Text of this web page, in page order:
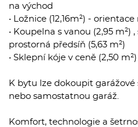
na východ
• Ložnice (12,16m²) - orientace
• Koupelna s vanou (2,95 m²)
prostorná předsíň (5,63 m²)
• Sklepní kóje v ceně (2,50 m²)
K bytu lze dokoupit garážové
nebo samostatnou garáž.
Komfort, technologie a